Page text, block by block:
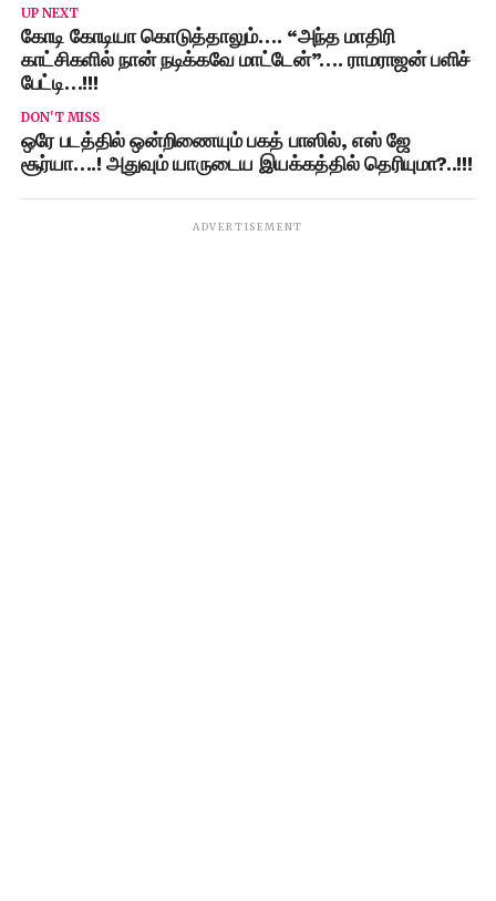
UP NEXT
கோடி கோடியா கொடுத்தாலும்…. “அந்த மாதிரி
காட்சிகளில் நான் நடிக்கவே மாட்டேன்”…. ராமராஜன் பளிச்
பேட்டி…!!!
DON'T MISS
ஒரே படத்தில் ஒன்றிணையும் பகத் பாஸில், எஸ் ஜே
சூர்யா….! அதுவும் யாருடைய இயக்கத்தில் தெரியுமா?..!!!
ADVERTISEMENT